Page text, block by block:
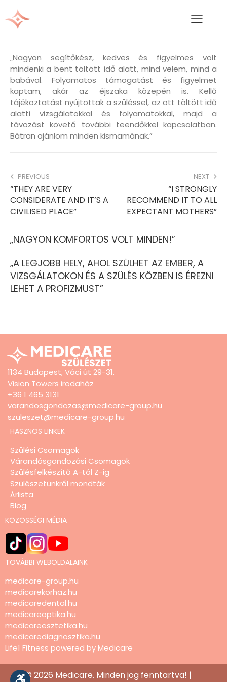
„Nagyon segítőkész, kedves és figyelmes volt
mindenki a bent töltött idő alatt, mind velem, mind a
babával. Folyamatos támogatást és figyelmet
kaptam, akár az éjszaka közepén is. Kellő
tájékoztatást nyújtottak a szüléssel, az ott töltött idő
alatti vizsgálatokkal és folyamatokkal, majd a
távozást követő további teendőkkel kapcsolatban.
Bátran ajánlom minden kismamának.”
PREVIOUS
“THEY ARE VERY
CONSIDERATE AND IT’S A
CIVILISED PLACE”
NEXT
“I STRONGLY
RECOMMEND IT TO ALL
EXPECTANT MOTHERS”
„NAGYON KOMFORTOS VOLT MINDEN!”
„A LEGJOBB HELY, AHOL SZÜLHET AZ EMBER, A
VIZSGÁLATOKON ÉS A SZÜLÉS KÖZBEN IS ÉREZNI
LEHET A PROFIZMUST”
1134 Budapest, Váci út 29-31.
Vision Towers irodaház
+36 1 465 3131
varandosgondozas@medicare-group.hu
szuleszet@medicare-group.hu
HASZNOS LINKEK
Szülési Csomagok
Várandósgondozási Csomagok
Szülésfelkészítő A-tól Z-ig
Szülészetünkről mondták
Árlista
Blog
KÖZÖSSÉGI MÉDIA
TOVÁBBI WEBOLDALAINK
medicare-group.hu
medicarekorhaz.hu
medicaredental.hu
medicareoptika.hu
medicareesztetika.hu
medicarediagnosztika.hu
Life1 Fitness powered by Medicare
© 2026 Medicare. Minden jog fenntartva! |